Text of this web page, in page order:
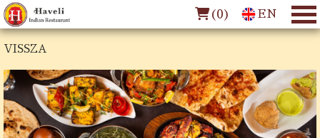
(0) EN
VISSZA